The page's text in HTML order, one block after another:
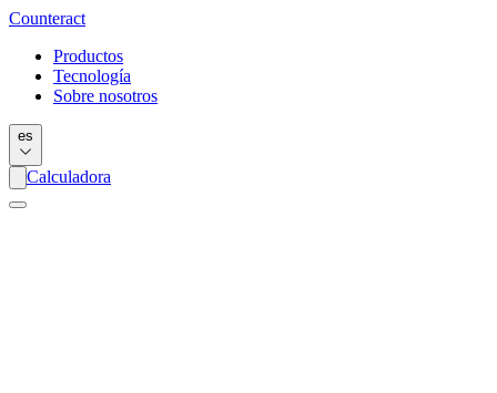
Counteract
Productos
Tecnología
Sobre nosotros
es
Calculadora